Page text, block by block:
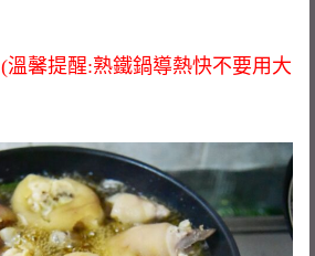
(溫馨提醒:熟鐵鍋導熱快不要用大